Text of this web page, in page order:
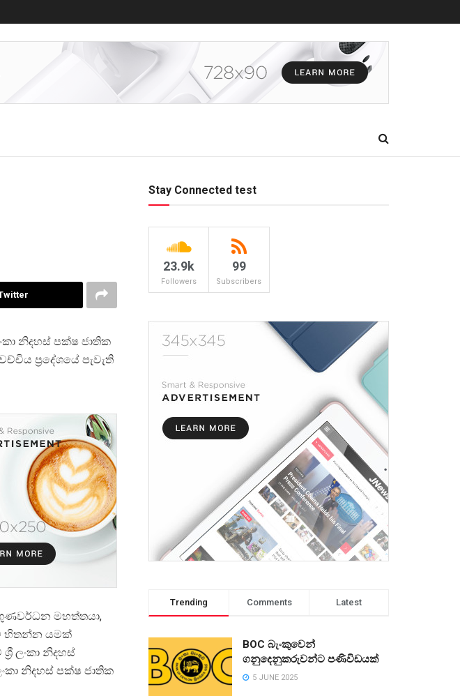
නිදහස් පක්ෂ ජාතික
ප්‍රදේශයේ පැවැති
මහත්තයා,
හිතන්න යමක්
ලංකා නිදහස්
නිදහස් පක්ෂ ජාතික
Stay Connected test
23.9k
Followers
99
Subscribers
Trending Comments Latest
BOC බැංකුවෙන්
ගනුදෙනුකරුවන්ට පණිවිඩයක්
5 JUNE 2025